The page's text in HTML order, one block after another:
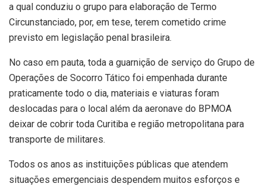
a qual conduziu o grupo para elaboração de Termo
Circunstanciado, por, em tese, terem cometido crime
previsto em legislação penal brasileira.
No caso em pauta, toda a guarnição de serviço do Grupo de
Operações de Socorro Tático foi empenhada durante
praticamente todo o dia, materiais e viaturas foram
deslocadas para o local além da aeronave do BPMOA
deixar de cobrir toda Curitiba e região metropolitana para
transporte de militares.
Todos os anos as instituições públicas que atendem
situações emergenciais despendem muitos esforços e